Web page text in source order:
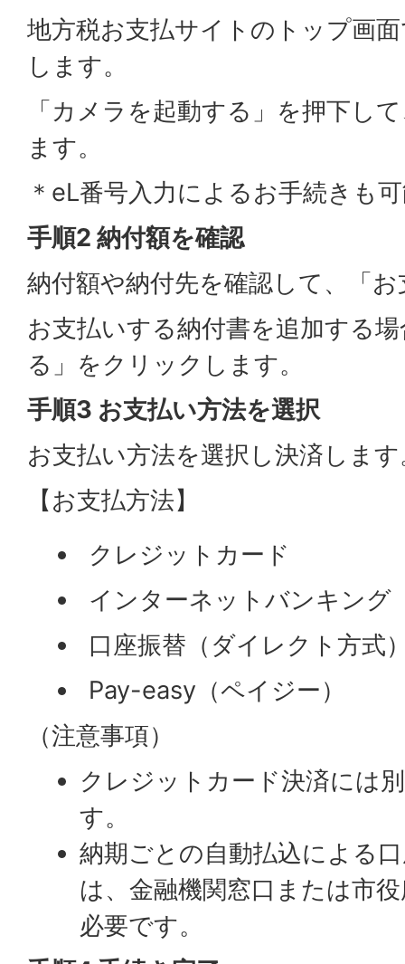
地方税お支払サイトのトップ画
します。
「カメラを起動する」を押下し
ます。
＊eL番号入力によるお手続きも
手順2 納付額を確認
納付額や納付先を確認して、「
お支払いする納付書を追加する
る」をクリックします。
手順3 お支払い方法を選択
お支払い方法を選択し決済します
【お支払方法】
クレジットカード
インターネットバンキング
口座振替（ダイレクト方式
Pay-easy（ペイジー）
（注意事項）
クレジットカード決済には
す。
納期ごとの自動払込による
は、金融機関窓口または市
必要です。